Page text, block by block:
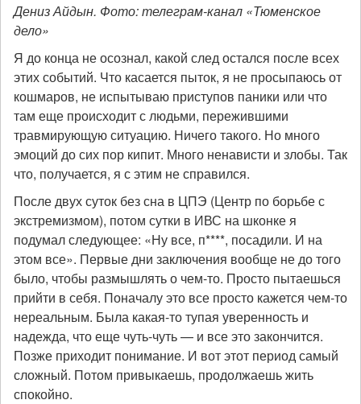
Дениз Айдын. Фото: телеграм-канал «Тюменское
дело»
Я до конца не осознал, какой след остался после всех
этих событий. Что касается пыток, я не просыпаюсь от
кошмаров, не испытываю приступов паники или что
там еще происходит с людьми, пережившими
травмирующую ситуацию. Ничего такого. Но много
эмоций до сих пор кипит. Много ненависти и злобы. Так
что, получается, я с этим не справился.
После двух суток без сна в ЦПЭ (Центр по борьбе с
экстремизмом), потом сутки в ИВС на шконке я
подумал следующее: «Ну все, п****, посадили. И на
этом все». Первые дни заключения вообще не до того
было, чтобы размышлять о чем-то. Просто пытаешься
прийти в себя. Поначалу это все просто кажется чем-то
нереальным. Была какая-то тупая уверенность и
надежда, что еще чуть-чуть — и все это закончится.
Позже приходит понимание. И вот этот период самый
сложный. Потом привыкаешь, продолжаешь жить
спокойно.